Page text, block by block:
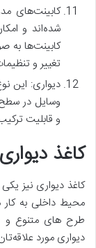
کابینت‌های
شده‌اند و
کابینت‌ها به
تغییر و
دیواری: این
وسایل در سطح
و قابلیت
کاغذ دیواری
کاغذ دیواری نیز
محیط داخلی به کار
طرح های متنوع و
دیواری مورد